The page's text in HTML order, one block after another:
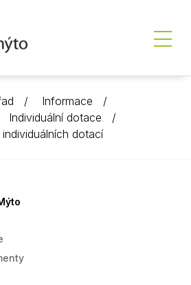
Informace
Individuální dotace
dotací